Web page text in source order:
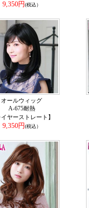
9,350円(税込）
オールウィッグ
A-675耐熱
イヤーストレート】
9,350円(税込）